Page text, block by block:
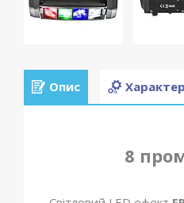
Опис
8